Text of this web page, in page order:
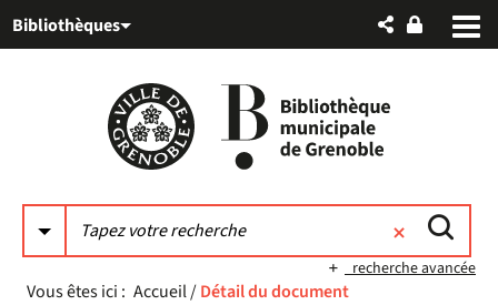
au
auBibliothèques
recherche avancée
Vous êtes ici : Accueil/Détail du document